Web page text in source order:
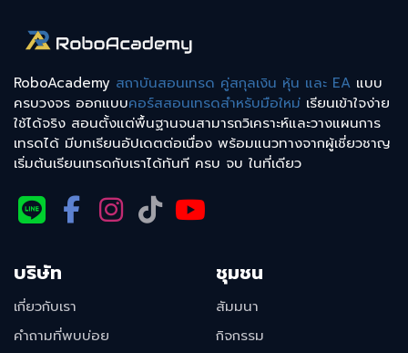
RoboAcademy สถาบันสอนเทรด คู่สกุลเงิน หุ้น และ EA แบบ
ครบวงจร ออกแบบคอร์สสอนเทรดสำหรับมือใหม่ เรียนเข้าใจง่าย
ใช้ได้จริง สอนตั้งแต่พื้นฐานจนสามารถวิเคราะห์และวางแผนการ
เทรดได้ มีบทเรียนอัปเดตต่อเนื่อง พร้อมแนวทางจากผู้เชี่ยวชาญ
เริ่มต้นเรียนเทรดกับเราได้ทันที ครบ จบ ในที่เดียว
บริษัท
เกี่ยวกับเรา
คำถามที่พบบ่อย
ชุมชน
สัมมนา
กิจกรรม